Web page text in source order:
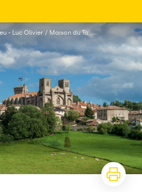
La Chaise-Dieu - Luc Olivier / Maison du Tourisme de la Haute-Loire